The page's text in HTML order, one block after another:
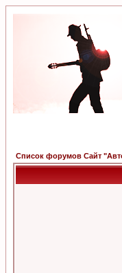
Список форумов Сайт